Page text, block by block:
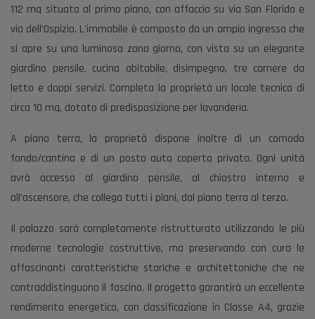
112 mq situato al primo piano, con affaccio su via San Florido e
via dell’Ospizio. L'immobile è composto da un ampio ingresso che
si apre su una luminosa zona giorno, con vista su un elegante
giardino pensile, cucina abitabile, disimpegno, tre camere da
letto e doppi servizi. Completa la proprietà un locale tecnico di
circa 10 mq, dotato di predisposizione per lavanderia.
A piano terra, la proprietà dispone inoltre di un comodo
fondo/cantina e di un posto auto coperto privato. Ogni unità
avrà accesso al giardino pensile, al chiostro interno e
all’ascensore, che collega tutti i piani, dal piano terra al terzo.
Il palazzo sarà completamente ristrutturato utilizzando le più
moderne tecnologie costruttive, ma preservando con cura le
affascinanti caratteristiche storiche e architettoniche che ne
contraddistinguono il fascino. Il progetto garantirà un eccellente
rendimento energetico, con classificazione in Classe A4, grazie